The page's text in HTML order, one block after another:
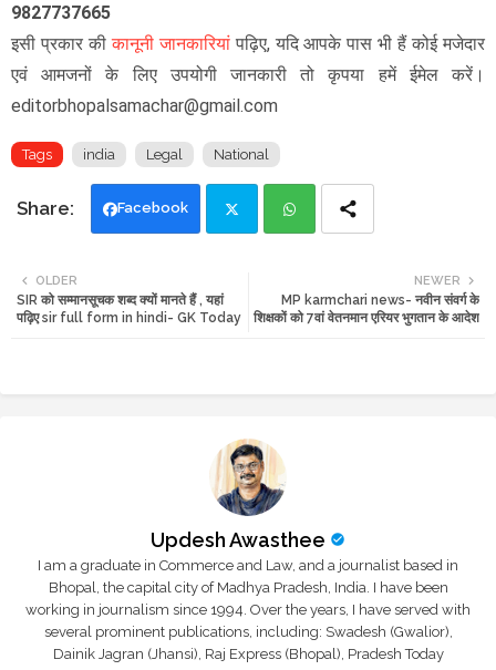
9827737665
इसी प्रकार कीकानूनी जानकारियांपढ़िए, यदि आपके पास भी हैं कोई मजेदार
एवं आमजनों के लिए उपयोगी जानकारी तो कृपया हमें ईमेल करें।
editorbhopalsamachar@gmail.com
Tags india Legal National
Facebook
tte ats
NEWER
MP karmchari news- नवीन संवर्ग के
शिक्षकों को 7वां वेतनमान एरियर भुगतान के आदेश
OLDER
SIR को सम्मानसूचक शब्द क्यों मानते हैं , यहां
पढ़िए sir full form in hindi- GK Today
Updesh Awasthee
I am a graduate in Commerce and Law, and a journalist based in
Bhopal, the capital city of Madhya Pradesh, India. I have been
working in journalism since 1994. Over the years, I have served with
several prominent publications, including: Swadesh (Gwalior),
Dainik Jagran (Jhansi), Raj Express (Bhopal), Pradesh Today